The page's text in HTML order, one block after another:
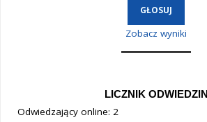
Zobacz wyniki
LICZNIK ODWIEDZIN
Odwiedzający online: 2